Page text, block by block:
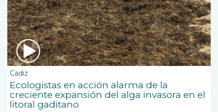
Cadiz
Ecologistas en acción alarma de la
creciente expansión del alga invasora en el
litoral gaditano